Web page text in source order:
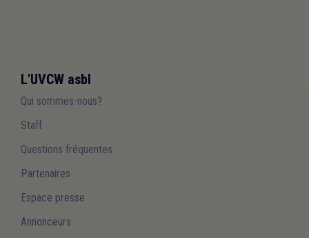
L'UVCW asbl
Qui sommes-nous?
Staff
Questions fréquentes
Partenaires
Espace presse
Annonceurs